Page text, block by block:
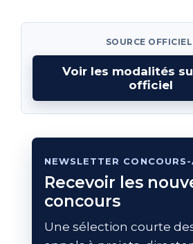
SOURCE
Voir les modalités
officiel
NEWSLETTER CONCOURS-
Recevoir les
concours
Une sélection courte